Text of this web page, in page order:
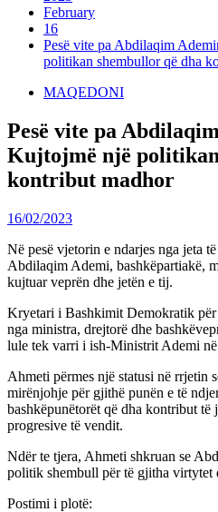
February
16
Pesë vite pa Abdilaqim
politikan shembullor që dha
MAQEDONI
Pesë vite pa
Kujtojmë një
kontribut madhor
16/02/2023
Në pesë vjetorin e ndarjes nga jeta
Abdilaqim Ademi, bashkëpartiakë,
kujtuar veprën dhe jetën e tij.
Kryetari i Bashkimit Demokratik
nga ministra, drejtorë dhe
lule tek varri i ish-Ministrit Ademi në
Ahmeti përmes një statusi në rrjetin
mirënjohje për gjithë punën e të
bashkëpunëtorët që dha kontribut të
progresive të vendit.
Ndër te tjera, Ahmeti shkruan se
politik shembull për të gjitha virtytet
Postimi i plotë: